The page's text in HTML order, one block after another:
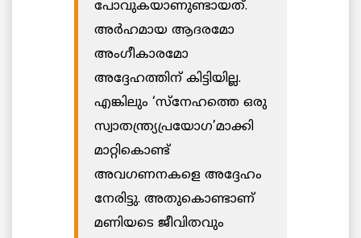
പോവുകയാണുണ്ടായത്.
അര്‍ഹമായ ആദരമോ
അംഗീകാരമോ
അദ്ദേഹത്തിന് കിട്ടിയില്ല.
എങ്കിലും ‘സ്‌നേഹത്തെ ഒരു
സ്വാതന്ത്ര്യപ്രയോഗ’മാക്കി
മാറ്റികൊണ്ട്
അവഗണനകളെ അദ്ദേഹം
നേരിട്ടു. അതുകൊണ്ടാണ്
മണിയടെ ജീവിതവും